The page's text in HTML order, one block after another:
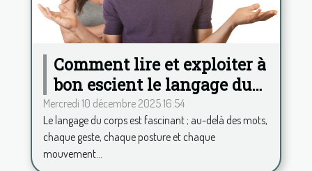
Comment lire et exploiter à
bon escient le langage du
corps ?
Mercredi 10 décembre 2025 16:54
Le langage du corps est fascinant ; au-delà des mots,
chaque geste, chaque posture et chaque
mouvement...